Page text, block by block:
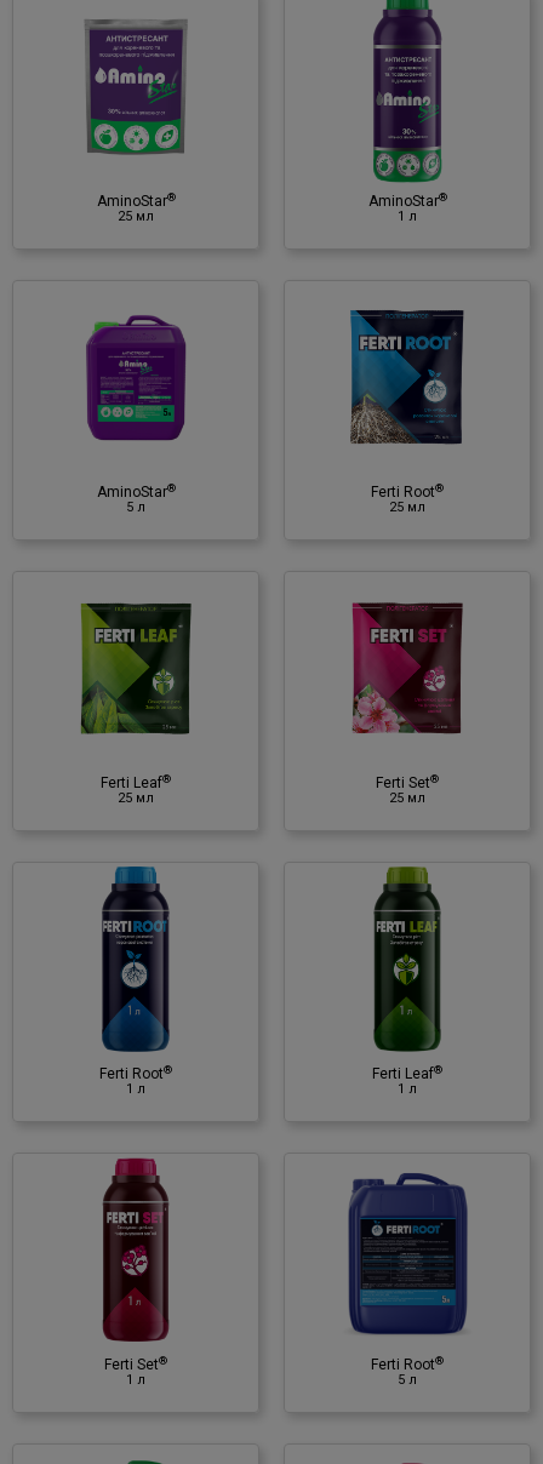
AminoStar®
25 мл
AminoStar®
1 л
AminoStar
1 л
Антистресант
AminoStar®
5 л
Ferti Root®
25 мл
Регулятор росту
♦ альгінова кислота
♦ бетаїн
♦ вітамінний комплекс груп B, C,
Ferti Leaf®
25 мл
Ferti Set®
25 мл
Регулятор росту
♦ альгінова кислота
♦ вуглеводи
♦ цитокініни
♦ Zn, B
Ferti Root®
1 л
Ferti Leaf®
1 л
Ferti Leaf
1 л
Регулятор росту
♦ амінокислоти
♦ органічна речовина
♦ N, K2
Ferti Set®
1 л
Ferti Root®
5 л
Ferti Root
5 л
Регулятор росту
♦ альгінова кислота
♦ бетаїн
♦ поліцукри
♦ фітогормони
♦ вітамінний комплекс груп B, C,